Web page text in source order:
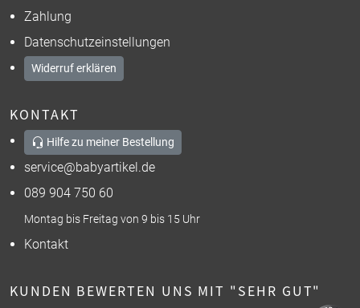
Zahlung
Datenschutzeinstellungen
Widerruf erklären
KONTAKT
Hilfe zu meiner Bestellung
service@babyartikel.de
089 904 750 60
Montag bis Freitag von 9 bis 15 Uhr
Kontakt
KUNDEN BEWERTEN UNS MIT "SEHR GUT"